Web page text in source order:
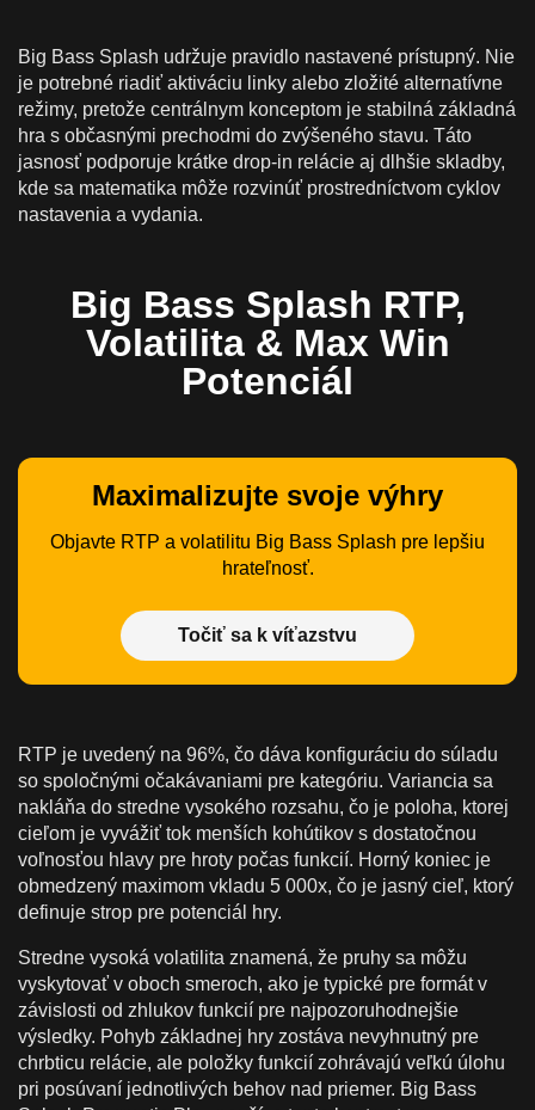
Big Bass Splash udržuje pravidlo nastavené prístupný. Nie
je potrebné riadiť aktiváciu linky alebo zložité alternatívne
režimy, pretože centrálnym konceptom je stabilná základná
hra s občasnými prechodmi do zvýšeného stavu. Táto
jasnosť podporuje krátke drop-in relácie aj dlhšie skladby,
kde sa matematika môže rozvinúť prostredníctvom cyklov
nastavenia a vydania.
Big Bass Splash RTP,
Volatilita & Max Win
Potenciál
Maximalizujte svoje výhry
Objavte RTP a volatilitu Big Bass Splash pre lepšiu
hrateľnosť.
Točiť sa k víťazstvu
RTP je uvedený na 96%, čo dáva konfiguráciu do súladu
so spoločnými očakávaniami pre kategóriu. Variancia sa
nakláňa do stredne vysokého rozsahu, čo je poloha, ktorej
cieľom je vyvážiť tok menších kohútikov s dostatočnou
voľnosťou hlavy pre hroty počas funkcií. Horný koniec je
obmedzený maximom vkladu 5 000x, čo je jasný cieľ, ktorý
definuje strop pre potenciál hry.
Stredne vysoká volatilita znamená, že pruhy sa môžu
vyskytovať v oboch smeroch, ako je typické pre formát v
závislosti od zhlukov funkcií pre najpozoruhodnejšie
výsledky. Pohyb základnej hry zostáva nevyhnutný pre
chrbticu relácie, ale položky funkcií zohrávajú veľkú úlohu
pri posúvaní jednotlivých behov nad priemer. Big Bass